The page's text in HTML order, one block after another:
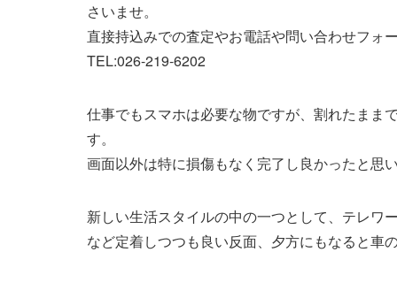
さいませ。
直接持込みでの査定やお電話や問い合わせフォ
TEL:026-219-6202
仕事でもスマホは必要な物ですが、割れたまま
す。
画面以外は特に損傷もなく完了し良かったと思
新しい生活スタイルの中の一つとして、テレワ
など定着しつつも良い反面、夕方にもなると車